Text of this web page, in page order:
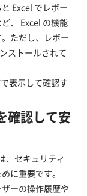
Excel でレポー
、 Excel の機能
ただし、レポー
ストールされて
表示して確認す
確認して安
、セキュリティ
に重要です。
ーの操作履歴や